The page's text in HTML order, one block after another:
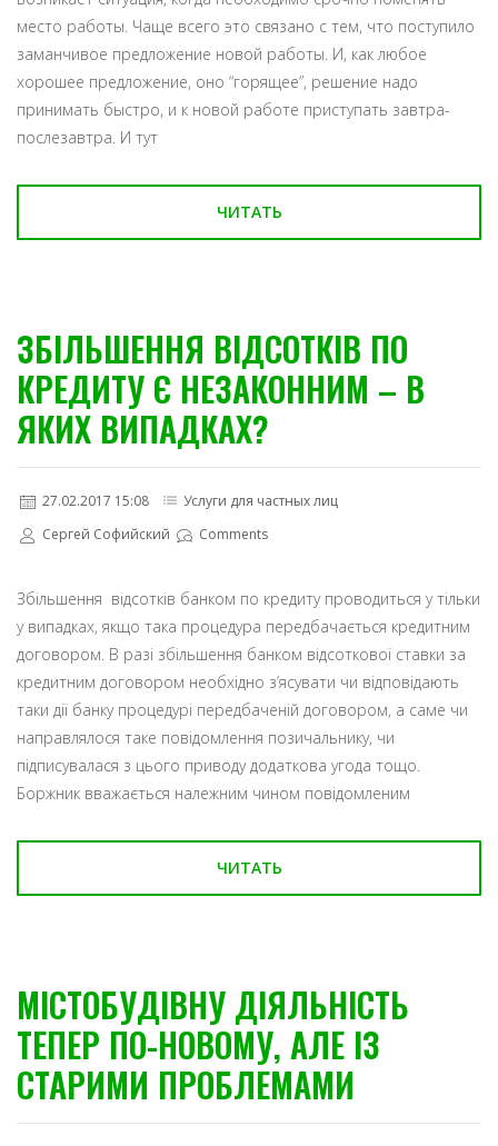
место работы. Чаще всего это связано с тем, что поступило
заманчивое предложение новой работы. И, как любое
хорошее предложение, оно “горящее”, решение надо
принимать быстро, и к новой работе приступать завтра-
послезавтра. И тут
ЧИТАТЬ
ЗБІЛЬШЕННЯ ВІДСОТКІВ ПО
КРЕДИТУ Є НЕЗАКОННИМ – В
ЯКИХ ВИПАДКАХ?
27.02.2017 15:08
Услуги для частных лиц
Сергей Софийский
Comments
Збільшення відсотків банком по кредиту проводиться у тільки
у випадках, якщо така процедура передбачається кредитним
договором. В разі збільшення банком відсоткової ставки за
кредитним договором необхідно з’ясувати чи відповідають
таки дії банку процедурі передбаченій договором, а саме чи
направлялося таке повідомлення позичальнику, чи
підписувалася з цього приводу додаткова угода тощо.
Боржник вважається належним чином повідомленим
ЧИТАТЬ
МІСТОБУДІВНУ ДІЯЛЬНІСТЬ
ТЕПЕР ПО-НОВОМУ, АЛЕ ІЗ
СТАРИМИ ПРОБЛЕМАМИ